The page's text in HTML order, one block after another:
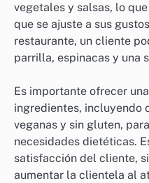
vegetales y salsas, lo
que se ajuste a sus
restaurante, un cliente
parrilla, espinacas y una
Es importante ofrecer
ingredientes, incluyendo
veganas y sin gluten,
necesidades dietéticas.
satisfacción del cliente,
aumentar la clientela al